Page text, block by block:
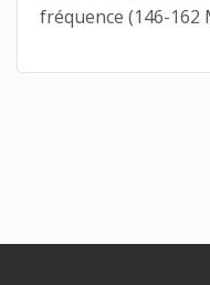
fréquence (146-162